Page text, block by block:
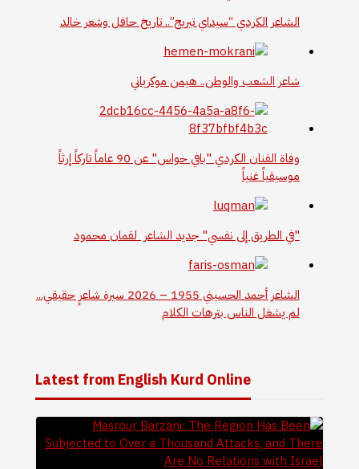
الشاعر الكردي “سيداي تيريج”.. تاريخ حافل وشعر خالد
شاعر الشعب والوطن.. هيمن موكرياني
وفاة الفنان الكردي "بافي حواس" عن 90 عاماً تاركاً إرثاً
موسيقياً غنياً
"في الطريق إلى نفسي" جديد الشاعر لقمان محمود
الشاعر أحمد الحسيني 1955 – 2026 سيرة شاعرٍ حقيقي...
لم يشغل الناس بترهات الكلام
Latest from English Kurd Online